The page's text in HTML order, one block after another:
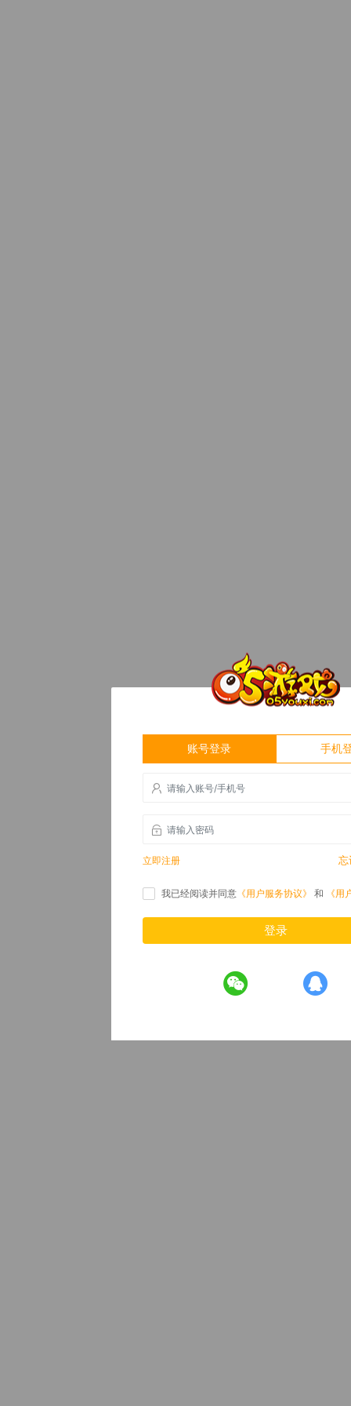
账号登录 手机
立即注册 忘
我已经阅读并同意《用户服务协议》 和 《用
登录